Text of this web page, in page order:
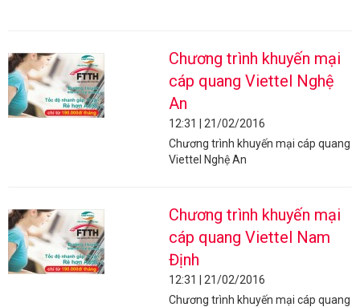
Chương trình khuyến mại
cáp quang Viettel Nghệ
An
12:31 | 21/02/2016
Chương trình khuyến mại cáp quang
Viettel Nghệ An
Chương trình khuyến mại
cáp quang Viettel Nam
Định
12:31 | 21/02/2016
Chương trình khuyến mại cáp quang